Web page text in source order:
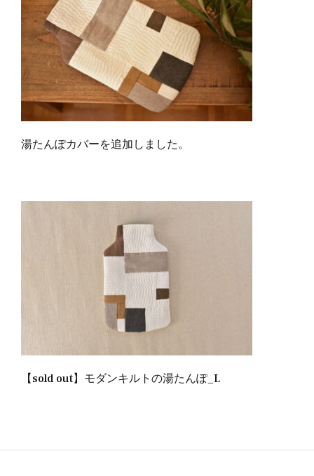
湯たんぽカバーを追加しました。
【sold out】モダンキルトの湯たんぽ_L